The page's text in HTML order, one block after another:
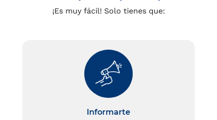
¡Es muy fácil! Solo tienes que:
Informarte